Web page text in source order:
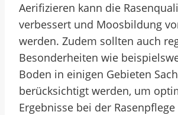
Aerifizieren kann die
verbessert und Moosbildung
werden. Zudem sollten auch
Besonderheiten wie
Boden in einigen Gebieten
berücksichtigt werden, um
Ergebnisse bei der